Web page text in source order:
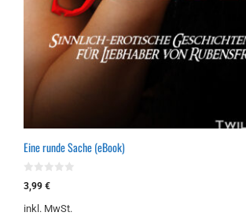
Eine runde Sache (eBook)
0
v
n
3,99 €
inkl. MwSt.